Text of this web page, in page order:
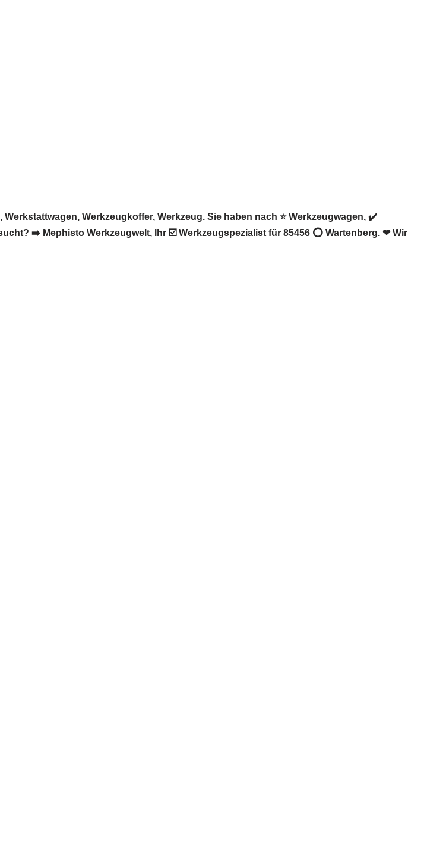
Werkzeugkoffer, Werkzeug. Sie haben nach ⭐ Werkzeugwagen, ✔️
➡️ Mephisto Werkzeugwelt, Ihr ☑️ Werkzeugspezialist für 85456 ⭕ Wartenberg. ❤ Wir